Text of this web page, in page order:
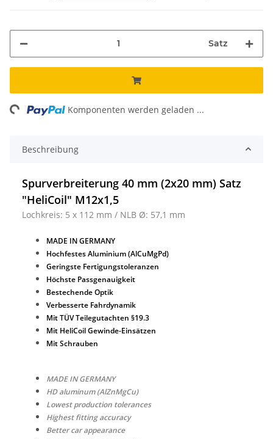
Satz
Loading... Komponenten werden geladen ...
Beschreibung
Spurverbreiterung 40 mm (2x20 mm) Satz
"HeliCoil" M12x1,5
Lochkreis: 5 x 112 mm / NLB Ø: 57,1 mm
MADE IN GERMANY
Hochfestes Aluminium (AlCuMgPd)
Geringste Fertigungstoleranzen
Höchste Passgenauigkeit
Bestechende Optik
Verbesserte Fahrdynamik
Mit TÜV Teilegutachten §19.3
Mit HeliCoil Gewinde-Einsätzen
Mit Schrauben
MADE IN GERMANY
HD aluminum (AlZnMgCu)
Lowest production tolerances
Highest fitting accuracy
Better car appearance